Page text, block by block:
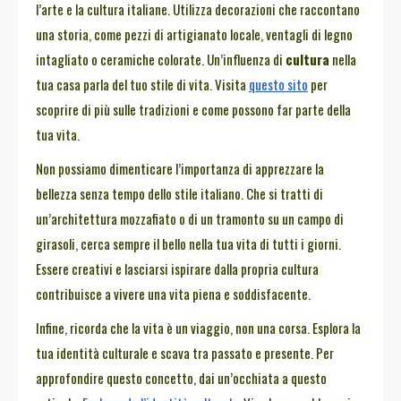
l’arte e la cultura italiane. Utilizza decorazioni che raccontano
una storia, come pezzi di artigianato locale, ventagli di legno
intagliato o ceramiche colorate. Un’influenza di cultura nella
tua casa parla del tuo stile di vita. Visita questo sito per
scoprire di più sulle tradizioni e come possono far parte della
tua vita.
Non possiamo dimenticare l’importanza di apprezzare la
bellezza senza tempo dello stile italiano. Che si tratti di
un’architettura mozzafiato o di un tramonto su un campo di
girasoli, cerca sempre il bello nella tua vita di tutti i giorni.
Essere creativi e lasciarsi ispirare dalla propria cultura
contribuisce a vivere una vita piena e soddisfacente.
Infine, ricorda che la vita è un viaggio, non una corsa. Esplora la
tua identità culturale e scava tra passato e presente. Per
approfondire questo concetto, dai un’occhiata a questo